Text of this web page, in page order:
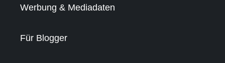
Werbung & Mediadaten
Für Blogger